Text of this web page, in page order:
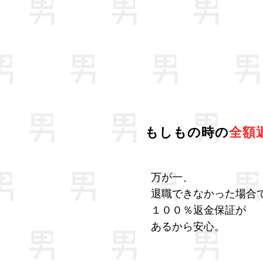
もしもの時の全額
万が一、
退職できなかった場合
１００％返金保証が
あるから安心。